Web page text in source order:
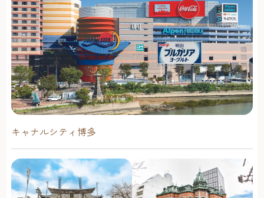
キャナルシティ博多